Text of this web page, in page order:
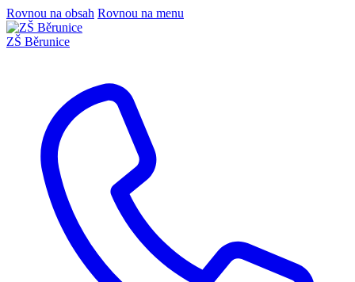
Rovnou na obsah Rovnou na menu
ZŠ Běrunice